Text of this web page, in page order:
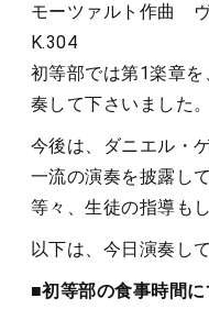
モーツァルト作曲
K.304
初等部では第1楽章
奏して下さいました。
今後は、ダニエル・
一流の演奏を披露し
等々、生徒の指導も
以下は、今日演奏し
■初等部の食事時間に